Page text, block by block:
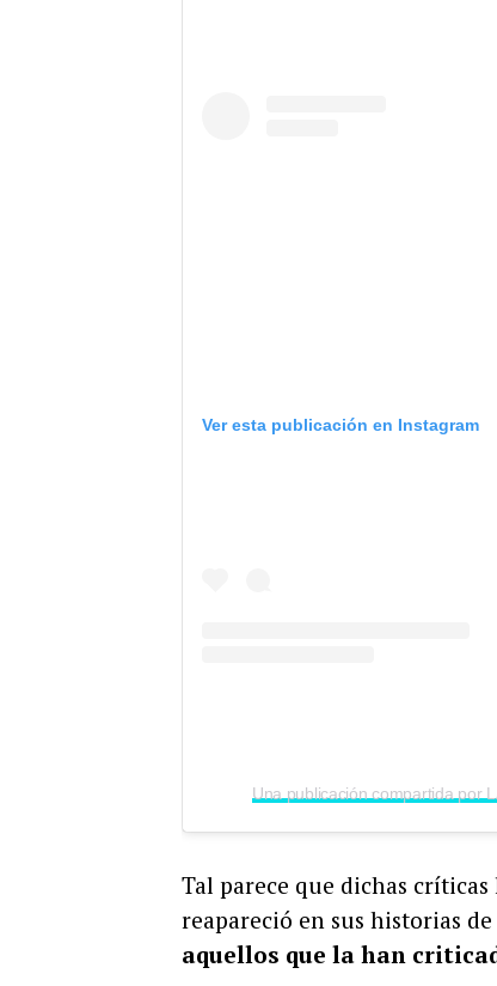
Ver esta publicación en Instagram
Tal parece que dichas
reapareció en sus historias
aquellos que la han